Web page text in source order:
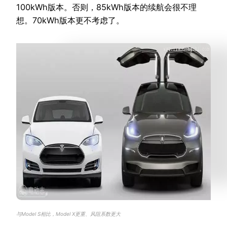
100kWh版本。否则，85kWh版本的续航会很不理
想。70kWh版本更不考虑了。
与Model S相比，Model X更重、风阻系数更大